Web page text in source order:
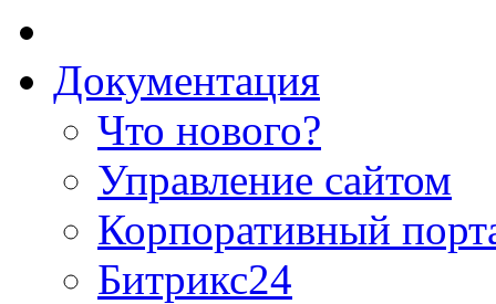
Документация
Что нового?
Управление сайтом
Корпоративный
Битрикс24